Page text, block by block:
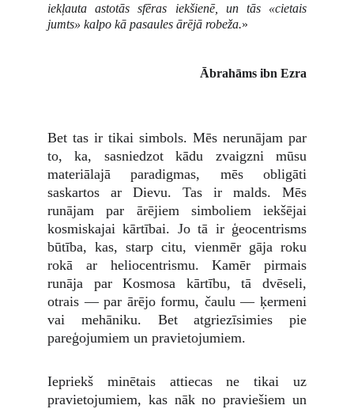
iekļauta astotās sfēras iekšienē, un tās «cietais
jumts» kalpo kā pasaules ārējā robeža.»
Ābrahāms ibn Ezra
Bet tas ir tikai simbols. Mēs nerunājam par
to, ka, sasniedzot kādu zvaigzni mūsu
materiālajā paradigmas, mēs obligāti
saskartos ar Dievu. Tas ir malds. Mēs
runājam par ārējiem simboliem iekšējai
kosmiskajai kārtībai. Jo tā ir ģeocentrisms
būtība, kas, starp citu, vienmēr gāja roku
rokā ar heliocentrismu. Kamēr pirmais
runāja par Kosmosa kārtību, tā dvēseli,
otrais — par ārējo formu, čaulu — ķermeni
vai mehāniku. Bet atgriezīsimies pie
pareģojumiem un pravietojumiem.
Iepriekš minētais attiecas ne tikai uz
pravietojumiem, kas nāk no praviešiem un